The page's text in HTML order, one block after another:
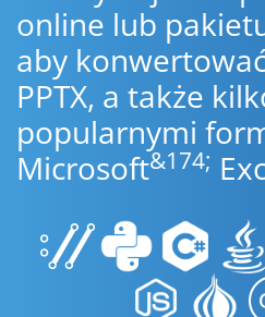
online lub
aby
PPTX, a także
popularnymi
Microsoft&174;